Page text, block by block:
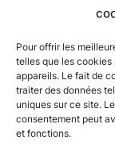
Pour offrir les
telles que les
appareils. Le fait de
traiter des données
uniques sur ce site.
consentement peut
et fonctions.